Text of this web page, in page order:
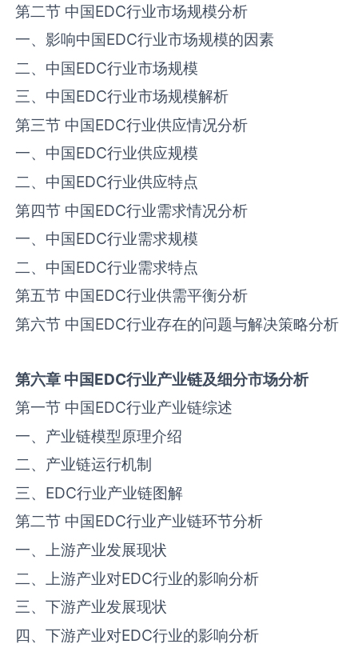
第二节 中国‌‌EDC‌‌行业市场规模分析
一、影响中国‌‌EDC‌‌行业市场规模的因素
二、中国‌‌EDC‌‌行业市场规模
三、中国‌‌EDC‌‌行业市场规模解析
第三节 中国‌‌EDC‌‌行业供应情况分析
一、中国‌‌EDC‌‌行业供应规模
二、中国‌‌EDC‌‌行业供应特点
第四节 中国‌‌EDC‌‌行业需求情况分析
一、中国‌‌EDC‌‌行业需求规模
二、中国‌‌EDC‌‌行业需求特点
第五节 中国‌‌EDC‌‌行业供需平衡分析
第六节 中国‌‌EDC‌‌行业存在的问题与解决策略分析
第六章 中国EDC行业产业链及细分市场分析
第一节 中国‌‌EDC‌‌行业产业链综述
一、产业链模型原理介绍
二、产业链运行机制
三、‌‌EDC‌‌行业产业链图解
第二节 中国‌‌EDC‌‌行业产业链环节分析
一、上游产业发展现状
二、上游产业对‌‌EDC‌‌行业的影响分析
三、下游产业发展现状
四、下游产业对‌‌EDC‌‌行业的影响分析